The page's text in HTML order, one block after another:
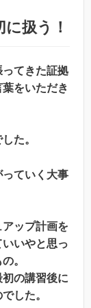
扱う！
てきた証拠
をいただき
た。
ていく大事
ップ計画を
いやと思っ
。
の講習後に
した。